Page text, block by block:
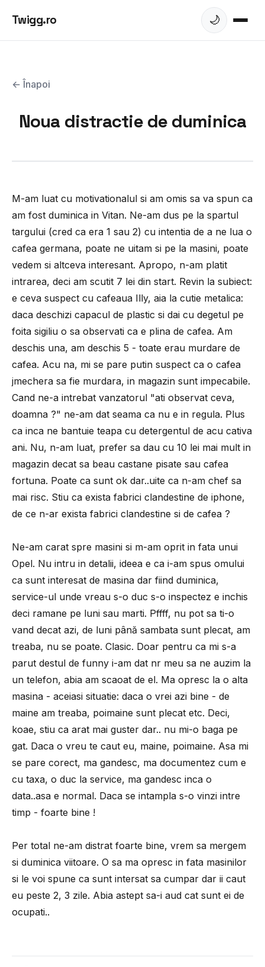
Twigg.ro 🌙
← Înapoi
Noua distractie de duminica
M-am luat cu motivationalul si am omis sa va spun ca
am fost duminica in Vitan. Ne-am dus pe la spartul
targului (cred ca era 1 sau 2) cu intentia de a ne lua o
cafea germana, poate ne uitam si pe la masini, poate
vedem si altceva interesant. Apropo, n-am platit
intrarea, deci am scutit 7 lei din start. Revin la subiect:
e ceva suspect cu cafeaua Illy, aia la cutie metalica:
daca deschizi capacul de plastic si dai cu degetul pe
foita sigiliu o sa observati ca e plina de cafea. Am
deschis una, am deschis 5 - toate erau murdare de
cafea. Acu na, mi se pare putin suspect ca o cafea
jmechera sa fie murdara, in magazin sunt impecabile.
Cand ne-a intrebat vanzatorul "ati observat ceva,
doamna ?" ne-am dat seama ca nu e in regula. Plus
ca inca ne bantuie teapa cu detergentul de acu cativa
ani. Nu, n-am luat, prefer sa dau cu 10 lei mai mult in
magazin decat sa beau castane pisate sau cafea
fortuna. Poate ca sunt ok dar..uite ca n-am chef sa
mai risc. Stiu ca exista fabrici clandestine de iphone,
de ce n-ar exista fabrici clandestine si de cafea ?
Ne-am carat spre masini si m-am oprit in fata unui
Opel. Nu intru in detalii, ideea e ca i-am spus omului
ca sunt interesat de masina dar fiind duminica,
service-ul unde vreau s-o duc s-o inspectez e inchis
deci ramane pe luni sau marti. Pffff, nu pot sa ti-o
vand decat azi, de luni până sambata sunt plecat, am
treaba, nu se poate. Clasic. Doar pentru ca mi s-a
parut destul de funny i-am dat nr meu sa ne auzim la
un telefon, abia am scaoat de el. Ma opresc la o alta
masina - aceiasi situatie: daca o vrei azi bine - de
maine am treaba, poimaine sunt plecat etc. Deci,
koae, stiu ca arat mai guster dar.. nu mi-o baga pe
gat. Daca o vreu te caut eu, maine, poimaine. Asa mi
se pare corect, ma gandesc, ma documentez cum e
cu taxa, o duc la service, ma gandesc inca o
data..asa e normal. Daca se intampla s-o vinzi intre
timp - foarte bine !
Per total ne-am distrat foarte bine, vrem sa mergem
si duminica viitoare. O sa ma opresc in fata masinilor
si le voi spune ca sunt intersat sa cumpar dar ii caut
eu peste 2, 3 zile. Abia astept sa-i aud cat sunt ei de
ocupati..